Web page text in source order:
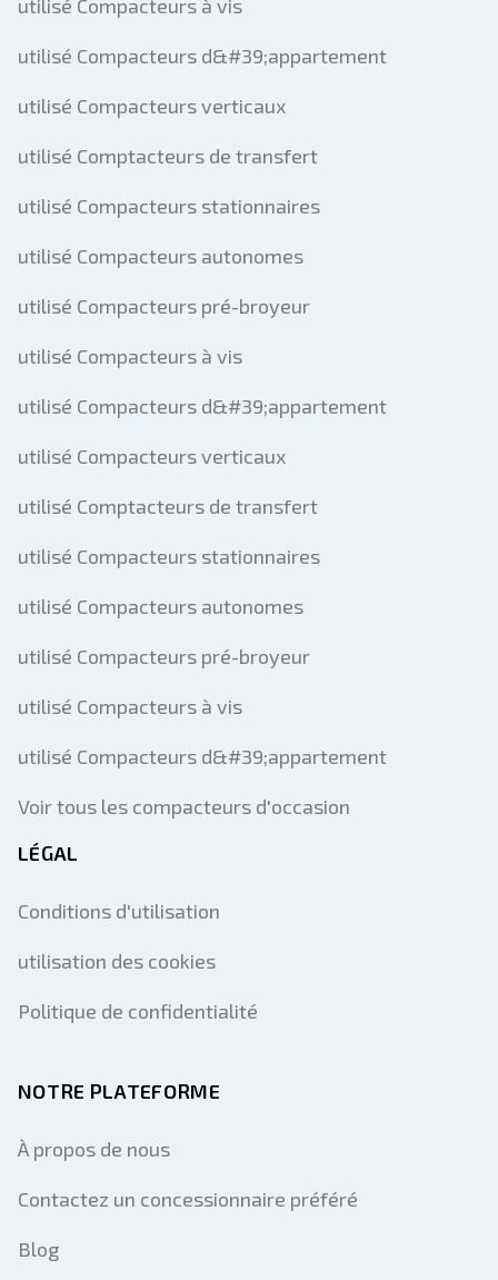
utilisé Compacteurs à vis
utilisé Compacteurs d&#39;appartement
utilisé Compacteurs verticaux
utilisé Comptacteurs de transfert
utilisé Compacteurs stationnaires
utilisé Compacteurs autonomes
utilisé Compacteurs pré-broyeur
utilisé Compacteurs à vis
utilisé Compacteurs d&#39;appartement
utilisé Compacteurs verticaux
utilisé Comptacteurs de transfert
utilisé Compacteurs stationnaires
utilisé Compacteurs autonomes
utilisé Compacteurs pré-broyeur
utilisé Compacteurs à vis
utilisé Compacteurs d&#39;appartement
Voir tous les compacteurs d'occasion
LÉGAL
Conditions d'utilisation
utilisation des cookies
Politique de confidentialité
NOTRE PLATEFORME
À propos de nous
Contactez un concessionnaire préféré
Blog